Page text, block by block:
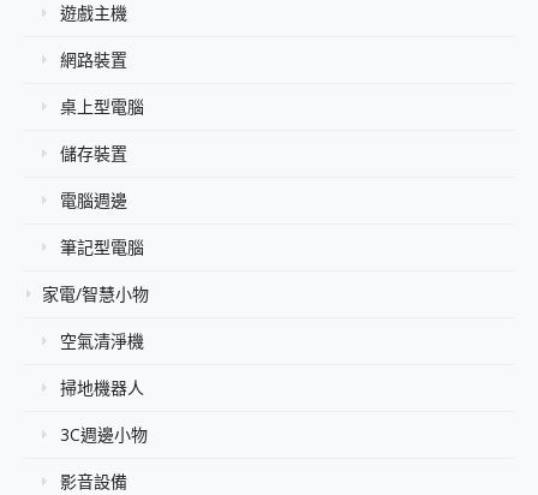
遊戲主機
網路裝置
桌上型電腦
儲存裝置
電腦週邊
筆記型電腦
家電/智慧小物
空氣清淨機
掃地機器人
3C週邊小物
影音設備